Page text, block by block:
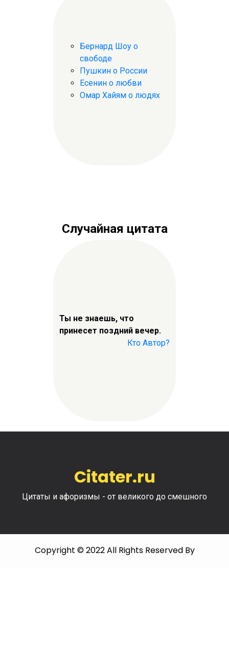
Бернард Шоу о
свободе
Пушкин о России
Есенин о любви
Омар Хайям о людях
Случайная цитата
Ты не знаешь, что
принесет поздний вечер.
Кто Автор?
Citater.ru
Цитаты и афоризмы - от великого до смешного
Copyright © 2022 All Rights Reserved By